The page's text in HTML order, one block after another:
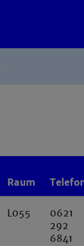
Raum
L055
0621
292
6841